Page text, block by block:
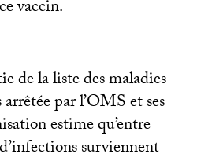
vaccin.
de la liste des maladies
par l’OMSet ses
estime qu’entre
surviennent